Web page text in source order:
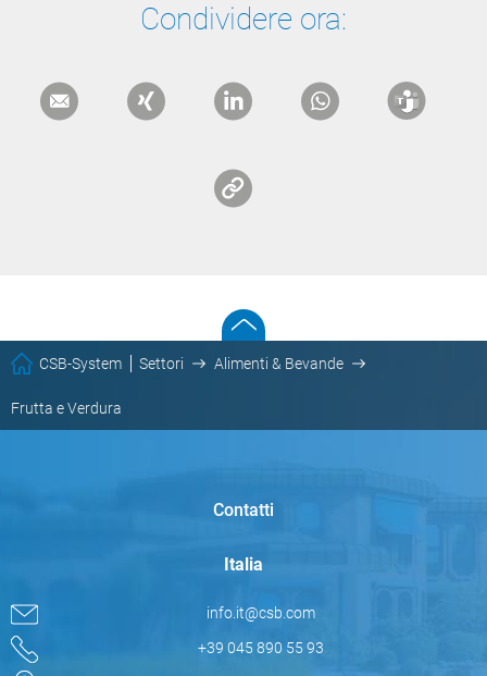
Condividere ora:
CSB-System Settori Alimenti & Bevande
Frutta e Verdura
Contatti
Italia
info.it@csb.com
+39 045 890 55 93